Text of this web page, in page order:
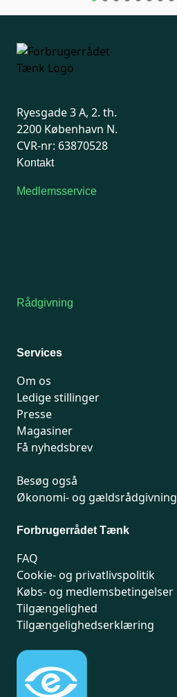
Ryesgade 3 A, 2. th.
2200 København N.
CVR-nr: 63870528
Kontakt
Medlemsservice
Rådgivning
Services
Om os
Ledige stillinger
Presse
Magasiner
Få nyhedsbrev
Besøg også
Økonomi- og gældsrådgivning
Forbrugerrådet Tænk
FAQ
Cookie- og privatlivspolitik
Købs- og medlemsbetingelser
Tilgængelighed
Tilgængelighedserklæring